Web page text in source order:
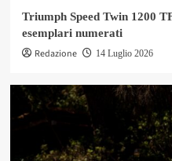
Triumph Speed Twin 1200
esemplari numerati
Redazione 14 Luglio 2026